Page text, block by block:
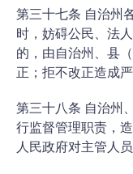
第三十七条 自治州
时，妨碍公民、法
的，由自治州、县
正；拒不改正造成
第三十八条 自治州
行监督管理职责，
人民政府对主管人